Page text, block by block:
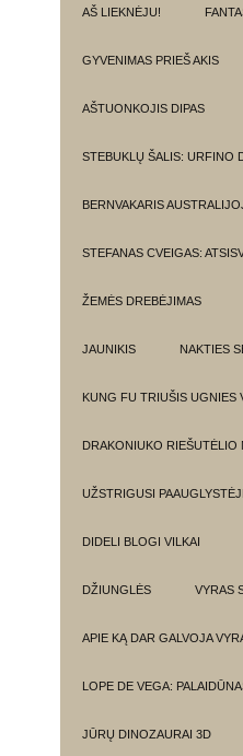
AŠ LIEKNĖJU!
GYVENIMAS PRIEŠ AKIS
AŠTUONKOJIS DIPAS
STEBUKLŲ ŠALIS: URFINO
BERNVAKARIS
STEFANAS CVEIGAS:
ŽEMĖS DREBĖJIMAS
JAUNIKIS NAKTIES
KUNG FU TRIUŠIS UGNIES
DRAKONIUKO RIEŠUTĖLIO
UŽSTRIGUSI
DIDELI BLOGI VILKAI
DŽIUNGLĖS VYRAS
APIE KĄ DAR GALVOJA
LOPE DE VEGA:
JŪRŲ DINOZAURAI 3D